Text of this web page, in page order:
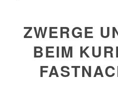
ZWERGE
BEIM